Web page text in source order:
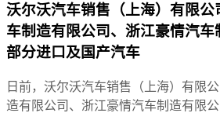
沃尔沃汽车销售（上海）有限公
车制造有限公司、浙江豪情汽车
部分进口及国产汽车
日前，沃尔沃汽车销售（上海）有限
造有限公司、浙江豪情汽车制造有限